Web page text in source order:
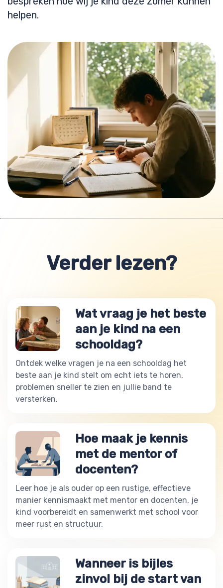
helpen.
Verder lezen?
Wat vraag je het beste
aan je kind na een
schooldag?
Ontdek welke vragen je na een schooldag het
beste aan je kind stelt om echt iets te horen,
problemen sneller te zien en jullie band te
versterken.
Hoe maak je kennis
met de mentor of
docenten?
Leer hoe je als ouder op een rustige, effectieve
manier kennismaakt met mentor en docenten, je
kind voorbereidt en samenwerkt met school voor
meer rust en structuur.
Wanneer is bijles
zinvol bij de start van